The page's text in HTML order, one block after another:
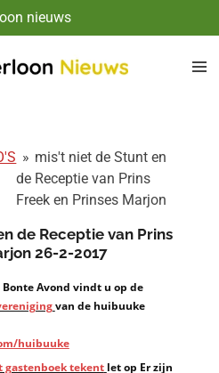
nieuws
» mis't niet de Stunt en
de Receptie van Prins
Freek en Prinses Marjon
de Receptie van Prins
26-2-2017
Avond vindt u op de
van de huibuuke
huibuuke
gastenboek tekent let op Er zijn